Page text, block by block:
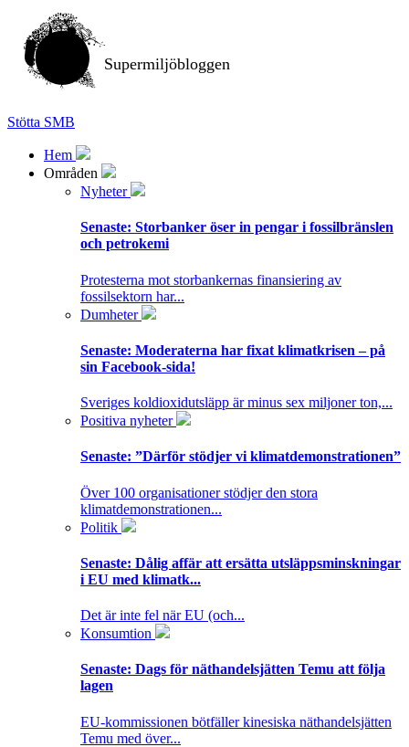
Supermiljöbloggen
Stötta SMB
Hem
Områden
Nyheter
Senaste: Storbanker öser in pengar i fossilbränslen
och petrokemi
Protesterna mot storbankernas finansiering av
fossilsektorn har...
Dumheter
Senaste: Moderaterna har fixat klimatkrisen – på
sin Facebook-sida!
Sveriges koldioxidutsläpp är minus sex miljoner ton,...
Positiva nyheter
Senaste: ”Därför stödjer vi klimatdemonstrationen”
Över 100 organisationer stödjer den stora
klimatdemonstrationen...
Politik
Senaste: Dålig affär att ersätta utsläppsminskningar
i EU med klimatk...
Det är inte fel när EU (och...
Konsumtion
Senaste: Dags för näthandelsjätten Temu att följa
lagen
EU-kommissionen bötfäller kinesiska näthandelsjätten
Temu med över...